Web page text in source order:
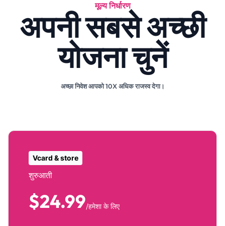
मूल्य निर्धारण
अपनी सबसे अच्छी
योजना चुनें
अच्छा निवेश आपको 10X अधिक राजस्व देगा।
Vcard & store
शुरुआती
$24.99/हमेशा के लिए